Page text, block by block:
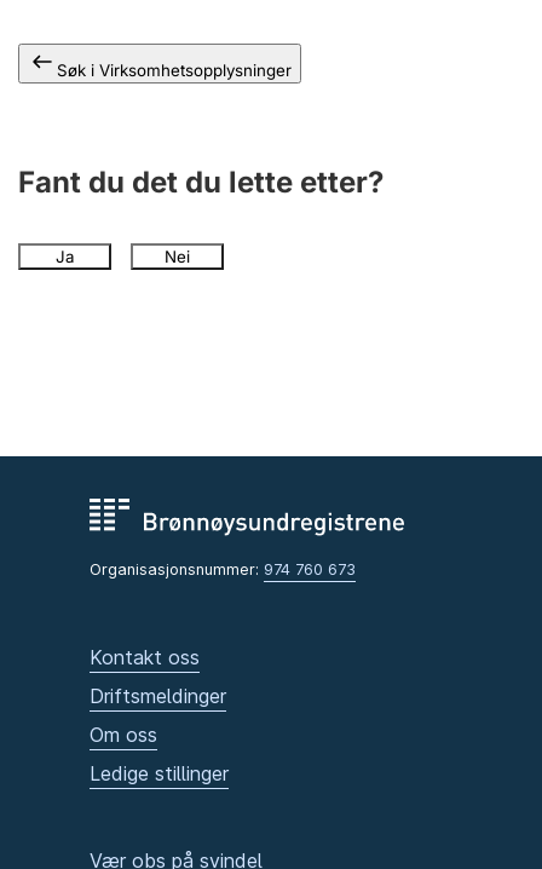
Søk i Virksomhetsopplysninger
Fant du det du lette etter?
Ja Nei
Organisasjonsnummer: 974 760 673
Kontakt oss
Driftsmeldinger
Om oss
Ledige stillinger
Vær obs på svindel